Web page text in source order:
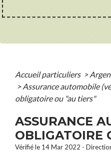
Accueil particuliers >
> Assurance automobile
obligatoire ou "au tiers"
ASSURANCE
OBLIGATOIRE
Vérifié le 14 Mar 2022 -